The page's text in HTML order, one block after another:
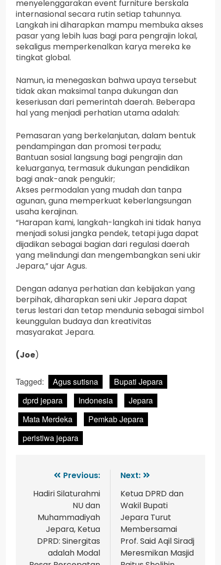
menyelenggarakan event furniture berskala
internasional secara rutin setiap tahunnya.
Langkah ini diharapkan mampu membuka akses
pasar yang lebih luas bagi para pengrajin lokal,
sekaligus memperkenalkan karya mereka ke
tingkat global.
Namun, ia menegaskan bahwa upaya tersebut
tidak akan maksimal tanpa dukungan dan
keseriusan dari pemerintah daerah. Beberapa
hal yang menjadi perhatian utama adalah:
Pemasaran yang berkelanjutan, dalam bentuk
pendampingan dan promosi terpadu;
Bantuan sosial langsung bagi pengrajin dan
keluarganya, termasuk dukungan pendidikan
bagi anak-anak pengukir;
Akses permodalan yang mudah dan tanpa
agunan, guna memperkuat keberlangsungan
usaha kerajinan.
“Harapan kami, langkah-langkah ini tidak hanya
menjadi solusi jangka pendek, tetapi juga dapat
dijadikan sebagai bagian dari regulasi daerah
yang melindungi dan mengembangkan seni ukir
Jepara,” ujar Agus.
Dengan adanya perhatian dan kebijakan yang
berpihak, diharapkan seni ukir Jepara dapat
terus lestari dan tetap mendunia sebagai simbol
keunggulan budaya dan kreativitas
masyarakat Jepara.
(Joe)
Tagged: Agus sutisna
Bupati Jepara
dprd jepara
Indonesia
Jepara
Mata Merdeka
Pemkab Jepara
peristiwa jepara
Previous:
Hadiri Silaturahmi
NU dan
Muhammadiyah
Jepara, Ketua
DPRD: Sinergitas
adalah Modal
Next:
Ketua DPRD dan
Wakil Bupati
Jepara Turut
Membersamai
Prof. Said Aqil Siradj
Meresmikan Masjid